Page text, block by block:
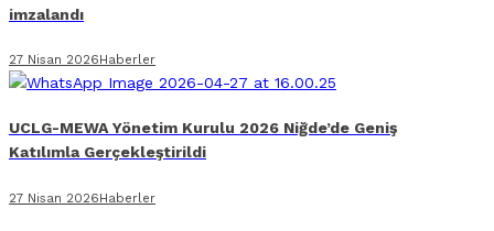
imzalandı
27 Nisan 2026Haberler
UCLG-MEWA Yönetim Kurulu 2026 Niğde’de Geniş
Katılımla Gerçekleştirildi
27 Nisan 2026Haberler